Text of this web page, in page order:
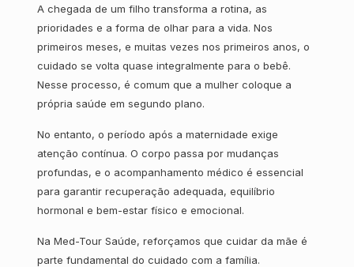
A chegada de um filho transforma a rotina, as
prioridades e a forma de olhar para a vida. Nos
primeiros meses, e muitas vezes nos primeiros anos, o
cuidado se volta quase integralmente para o bebê.
Nesse processo, é comum que a mulher coloque a
própria saúde em segundo plano.
No entanto, o período após a maternidade exige
atenção contínua. O corpo passa por mudanças
profundas, e o acompanhamento médico é essencial
para garantir recuperação adequada, equilíbrio
hormonal e bem-estar físico e emocional.
Na Med-Tour Saúde, reforçamos que cuidar da mãe é
parte fundamental do cuidado com a família.